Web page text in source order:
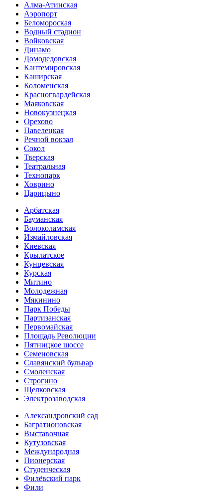
Алма-Атинская
Аэропорт
Беломороская
Водный стадион
Войковская
Динамо
Домоде­довская
Кантеми­ровская
Каширская
Коломенская
Красногвар­дейская
Маяковская
Новокузнецкая
Орехово
Павелецкая
Речной вокзал
Сокол
Тверская
Театральная
Технопарк
Ховрино
Царицыно
Арбатская
Бауманская
Волоколамская
Измайловская
Киевская
Крылатское
Кунцевская
Курская
Митино
Молодежная
Мякинино
Парк Победы
Партизанская
Первомайская
Площадь Революции
Пятницкое шоссе
Семеновская
Славянский бульвар
Смоленская
Строгино
Щелковская
Электро­заводская
Александ­ровский сад
Багратионовская
Выставочная
Кутузовская
Международная
Пионерская
Студенческая
Филёвский парк
Фили